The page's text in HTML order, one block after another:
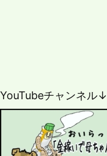
YouTubeチャンネル↓